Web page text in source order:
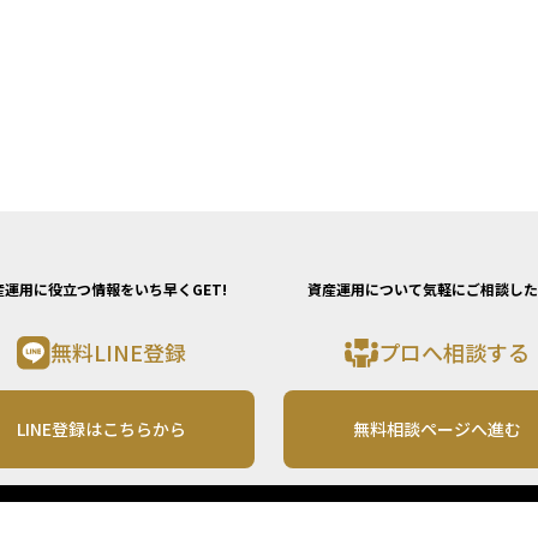
運用に役立つ情報をいち早くGET!
無料LINE登録
LINE登録はこちらから
資産運用について気軽にご相談し
プロへ相談する
無料相談ページへ進む